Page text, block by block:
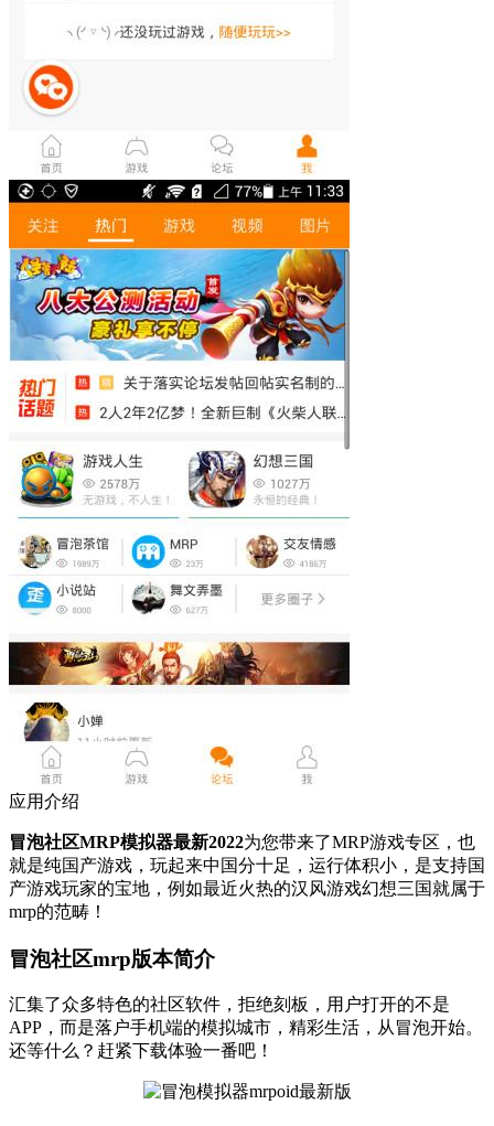
应用介绍
冒泡社区MRP模拟器最新2022为您带来了MRP游戏专区，也
就是纯国产游戏，玩起来中国分十足，运行体积小，是支持国
产游戏玩家的宝地，例如最近火热的汉风游戏幻想三国就属于
mrp的范畴！
冒泡社区mrp版本简介
汇集了众多特色的社区软件，拒绝刻板，用户打开的不是
APP，而是落户手机端的模拟城市，精彩生活，从冒泡开始。
还等什么？赶紧下载体验一番吧！